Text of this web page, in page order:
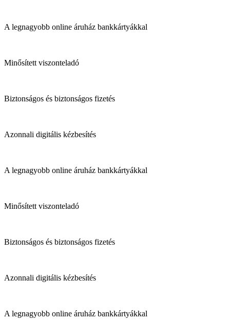
A legnagyobb online áruház bankkártyákkal
Minősített viszonteladó
Biztonságos és biztonságos fizetés
Azonnali digitális kézbesítés
A legnagyobb online áruház bankkártyákkal
Minősített viszonteladó
Biztonságos és biztonságos fizetés
Azonnali digitális kézbesítés
A legnagyobb online áruház bankkártyákkal